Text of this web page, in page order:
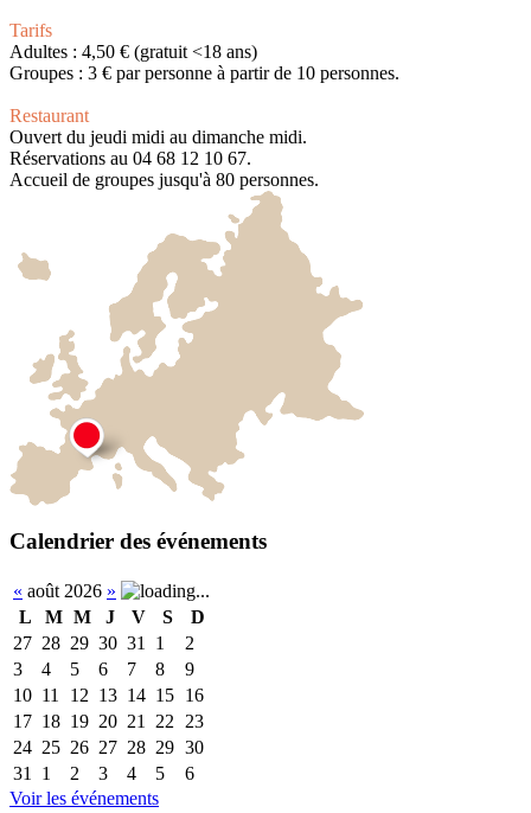
Tarifs
Adultes : 4,50 € (gratuit <18 ans)
Groupes : 3 € par personne à partir de 10 personnes.
Restaurant
Ouvert du jeudi midi au dimanche midi.
Réservations au 04 68 12 10 67.
Accueil de groupes jusqu'à 80 personnes.
Calendrier des événements
« août 2026 »
L
M M J V S
D
27 28 29 30 31 1
2
3
4 5 6 7 8
9
10 11 12 13 14 15 16
17 18 19 20 21 22
23
24 25 26 27 28 29 30
31
1 2 3 4 5
6
Voir les événements